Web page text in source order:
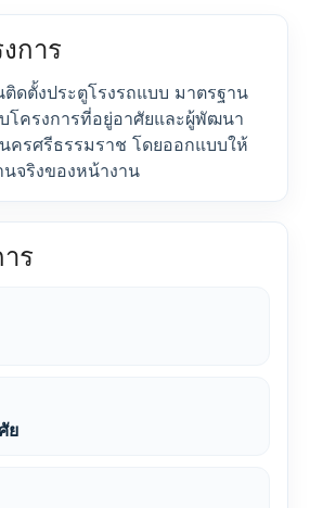
การ
ติดตั้งประตูโรงรถแบบ มาตรฐาน
โครงการที่อยู่อาศัยและผู้พัฒนา
ครศรีธรรมราช โดยออกแบบให้
นจริงของหน้างาน
ร
ย